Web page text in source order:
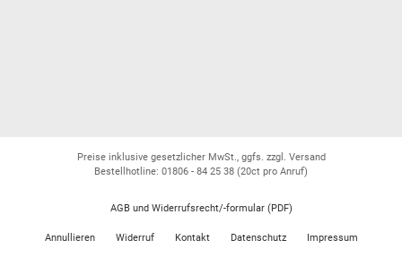
Preise inklusive gesetzlicher MwSt., ggfs. zzgl. Versand
Bestellhotline: 01806 - 84 25 38 (20ct pro Anruf)
AGB und Widerrufsrecht/-formular (PDF)
Annullieren Widerruf Kontakt Datenschutz Impressum